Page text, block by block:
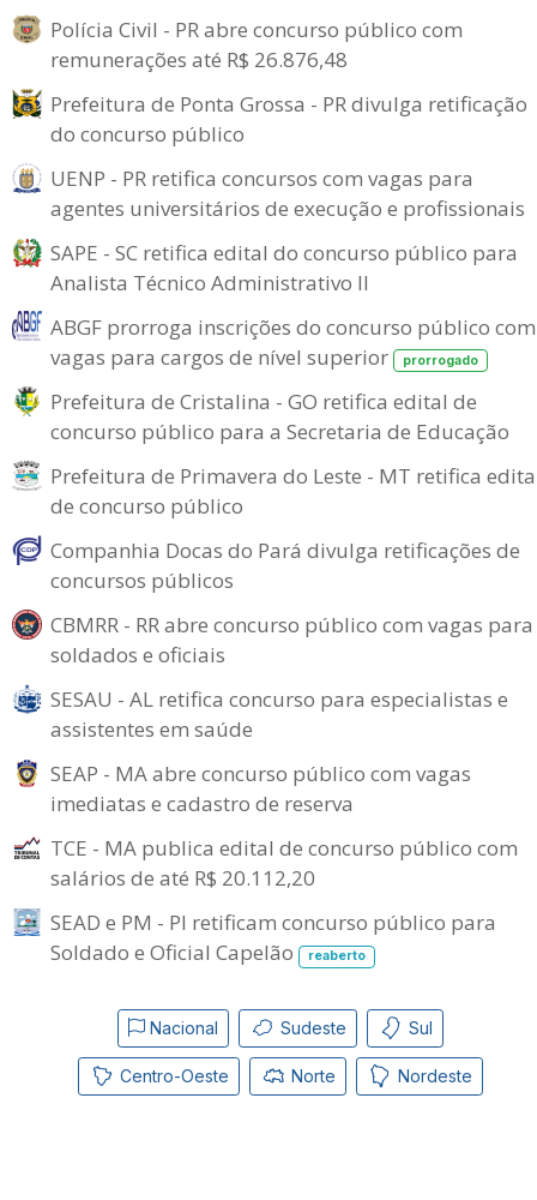
Polícia Civil - PR abre concurso público com
remunerações até R$ 26.876,48
Prefeitura de Ponta Grossa - PR divulga retificação
do concurso público
UENP - PR retifica concursos com vagas para
agentes universitários de execução e profissionais
SAPE - SC retifica edital do concurso público para
Analista Técnico Administrativo II
ABGF prorroga inscrições do concurso público com
vagas para cargos de nível superior
prorrogado
Prefeitura de Cristalina - GO retifica edital de
concurso público para a Secretaria de Educação
Prefeitura de Primavera do Leste - MT retifica
de concurso público
Companhia Docas do Pará divulga retificações de
concursos públicos
CBMRR - RR abre concurso público com vagas para
soldados e oficiais
SESAU - AL retifica concurso para especialistas e
assistentes em saúde
SEAP - MA abre concurso público com vagas
imediatas e cadastro de reserva
TCE - MA publica edital de concurso público com
salários de até R$ 20.112,20
SEAD e PM - PI retificam concurso público para
Soldado e Oficial Capelão
reaberto
Nacional Sudeste Sul
Centro-Oeste Norte Nordeste